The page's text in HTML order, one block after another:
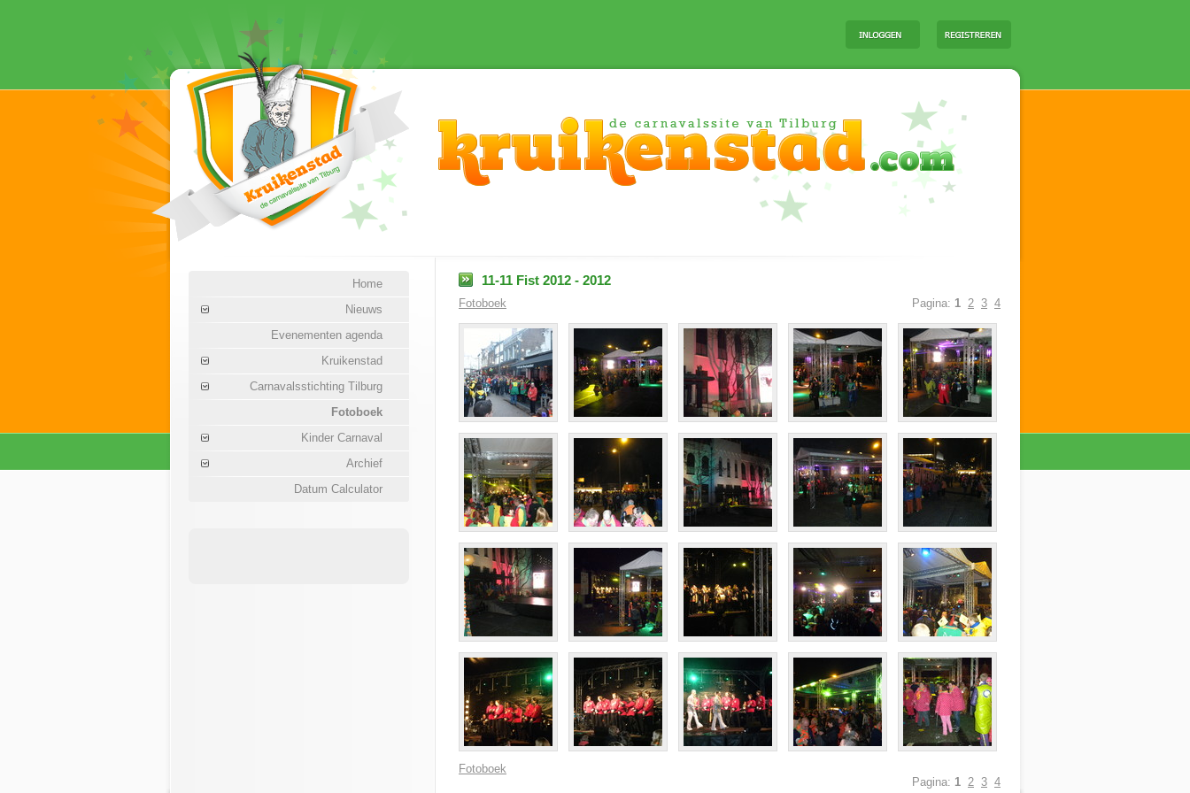
Home
Nieuws
Evenementen agenda
Kruikenstad
Carnavalsstichting Tilburg
Fotoboek
Kinder Carnaval
Archief
Datum Calculator
11-11 Fist 2012 - 2012
Fotoboek Pagina: 1 2 3 4
Fotoboek
Pagina: 1 2 3 4